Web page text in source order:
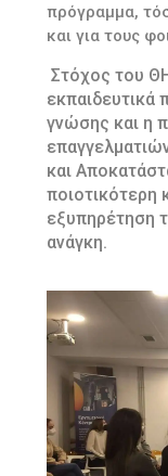
πρόγραμμα,
και για τους
Στόχος του
εκπαιδευτικά
γνώσης και η
και
ποιοτικότερη
εξυπηρέτηση
ανάγκη.